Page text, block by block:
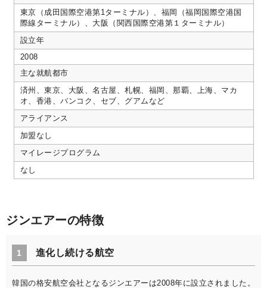
東京（成田国際空港第1ターミナル）、福岡（福岡国際空港国
際線ターミナル）、大阪（関西国際空港第１ターミナル）
設立年
2008
主な就航都市
済州、東京、大阪、名古屋、札幌、福岡、那覇、上海、マカ
オ、香港、バンコク、セブ、グアムなど
アライアンス
加盟なし
マイレージプログラム
なし
ジンエアーの特徴
1 進化し続ける航空
韓国の格安航空会社となるジンエアーは2008年に設立されました。